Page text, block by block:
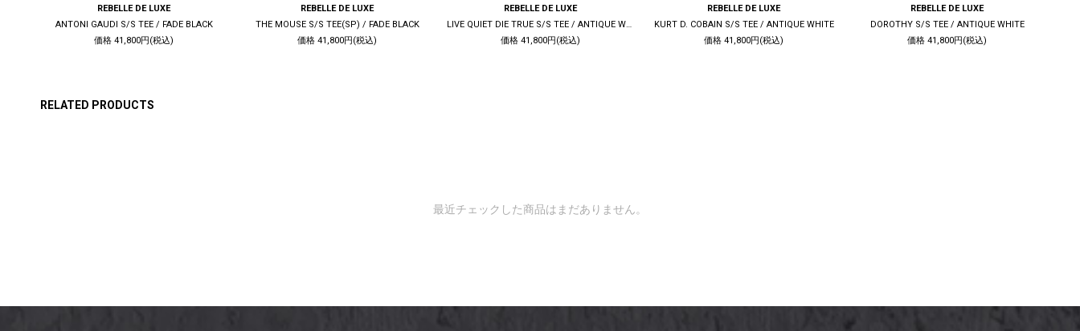
REBELLE DE LUXE
ANTONI GAUDI S/S TEE / FADE BLACK
価格 41,800円(税込)
REBELLE DE LUXE
THE MOUSE S/S TEE(SP) / FADE BLACK
価格 41,800円(税込)
REBELLE DE LUXE
LIVE QUIET DIE TRUE S/S TEE / ANTIQUE WHITE
価格 41,800円(税込)
REBELLE DE LUXE
KURT D. COBAIN S/S TEE / ANTIQUE WHITE
価格 41,800円(税込)
REBELLE DE LUXE
DOROTHY S/S TEE / ANTIQUE WHITE
価格 41,800円(税込)
RELATED PRODUCTS
最近チェックした商品はまだありません。